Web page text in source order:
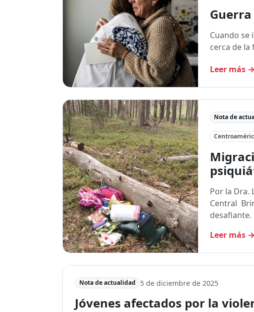
Cuando se
cerca de
Leer más →
Nota de
Por la Dra.
Central
Leer más →
Nota de actualidad 5 de diciembre de 2025
Jóvenes afectados por la